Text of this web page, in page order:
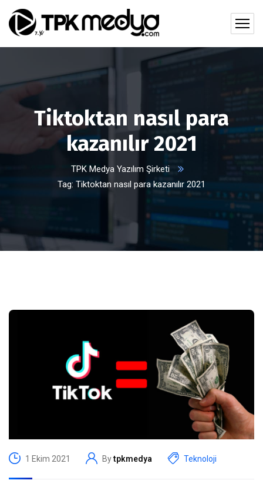
Tiktoktan nasıl para
kazanılır 2021
TPK Medya Yazılım Şirketi
Tag: Tiktoktan nasıl para kazanılır 2021
1 Ekim 2021 Bytpkmedya Teknoloji